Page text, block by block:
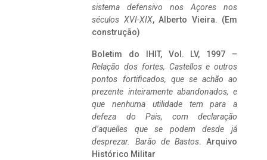
sistema defensivo nos Açores nos
séculos XVI-XIX, Alberto Vieira. (Em
construção)
Boletim do IHIT, Vol. LV, 1997 –
Relação dos fortes, Castellos e outros
pontos fortificados, que se achão ao
prezente inteiramente abandonados, e
que nenhuma utilidade tem para a
defeza do Pais, com declaração
d’aquelles que se podem desde já
desprezar. Barão de Bastos. Arquivo
Histórico Militar